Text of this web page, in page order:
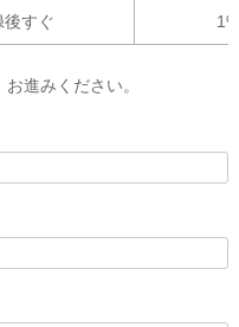
後すぐ 1%
進みください。